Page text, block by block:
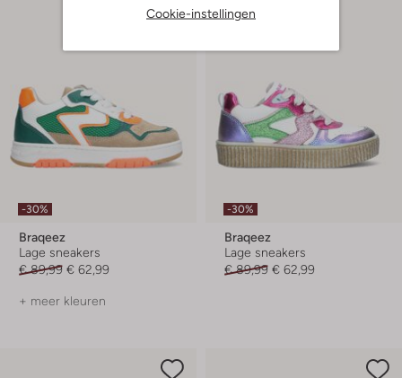
Cookie-instellingen
-30%
Braqeez
Lage sneakers
€ 89,99 € 62,99
+ meer kleuren
-30%
Braqeez
Lage sneakers
€ 89,99 € 62,99